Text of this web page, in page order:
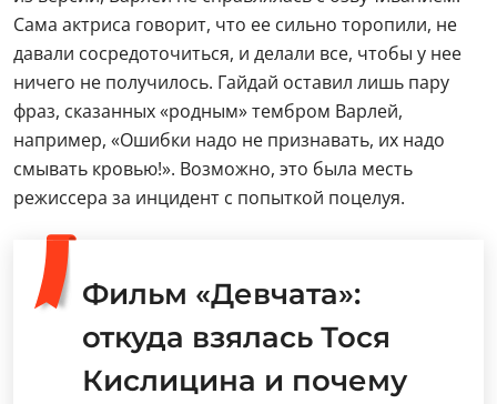
Сама актриса говорит, что ее сильно торопили, не
давали сосредоточиться, и делали все, чтобы у нее
ничего не получилось. Гайдай оставил лишь пару
фраз, сказанных «родным» тембром Варлей,
например, «Ошибки надо не признавать, их надо
смывать кровью!». Возможно, это была месть
режиссера за инцидент с попыткой поцелуя.
Фильм «Девчата»:
откуда взялась Тося
Кислицина и почему